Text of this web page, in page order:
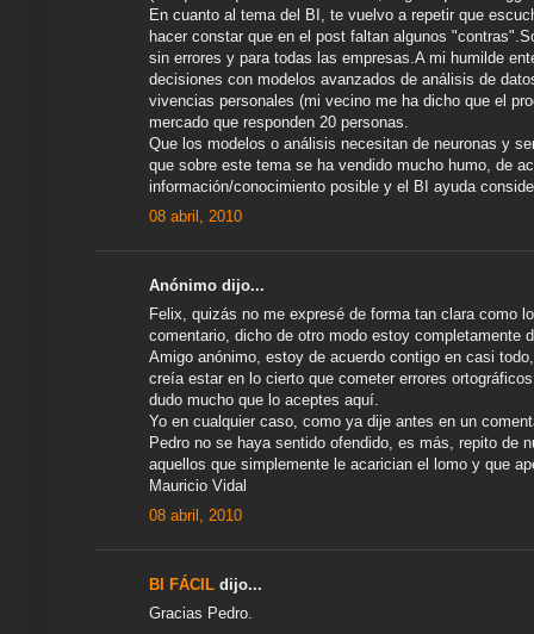
En cuanto al tema del BI, te vuelvo a repetir que
hacer constar que en el post faltan algunos
sin errores y para todas las empresas.A mi humilde
decisiones con modelos avanzados de análisis de
vivencias personales (mi vecino me ha dicho que el
mercado que responden 20 personas.
Que los modelos o análisis necesitan de neuronas y
que sobre este tema se ha vendido mucho humo, de
información/conocimiento posible y el BI ayuda
08 abril, 2010
Anónimo dijo...
Felix, quizás no me expresé de forma tan clara como
comentario, dicho de otro modo estoy completamente
Amigo anónimo, estoy de acuerdo contigo en casi
creía estar en lo cierto que cometer errores
dudo mucho que lo aceptes aquí.
Yo en cualquier caso, como ya dije antes en un
Pedro no se haya sentido ofendido, es más, repito de
aquellos que simplemente le acarician el lomo y que
Mauricio Vidal
08 abril, 2010
BI FÁCIL dijo...
Gracias Pedro.